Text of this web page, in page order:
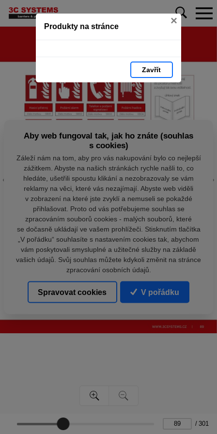
Produkty na stránce ×
Zavřít
/ 301
Aby web fungoval tak, jak ho znáte (souhlas
s cookies)
Záleží nám na tom, aby pro vás nakupování bylo co nejlepší
zážitkem. Abyste na našich stránkách rychle našli to, co
hledáte, ušetřili spoustu klikání a nezobrazovaly se vám
reklamy na věci, které vás nezajímají. Abyste web viděli
v zobrazení na které jste zvyklí a nemuseli se pokaždé
přihlašovat. Proto od vás potřebujeme souhlas se
zpracováním souborů cookies - malých souborů, které
se dočasně ukládají ve vašem prohlížeči. Stisknutím tlačítka
„V pořádku“ souhlasíte s nastavením cookies tak, abychom
vám poskytovali smysluplné a užitečné služby na základě
vašich údajů. Svůj souhlas můžete kdykoli změnit na stránce
zpracování osobních údajů.
Spravovat cookies V pořádku